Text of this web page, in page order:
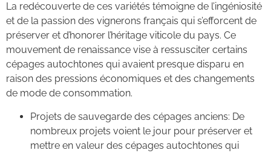
La redécouverte de ces variétés témoigne de l’ingéniosité
et de la passion des vignerons français qui s’efforcent de
préserver et d’honorer l’héritage viticole du pays. Ce
mouvement de renaissance vise à ressusciter certains
cépages autochtones qui avaient presque disparu en
raison des pressions économiques et des changements
de mode de consommation.
Projets de sauvegarde des cépages anciens: De
nombreux projets voient le jour pour préserver et
mettre en valeur des cépages autochtones qui